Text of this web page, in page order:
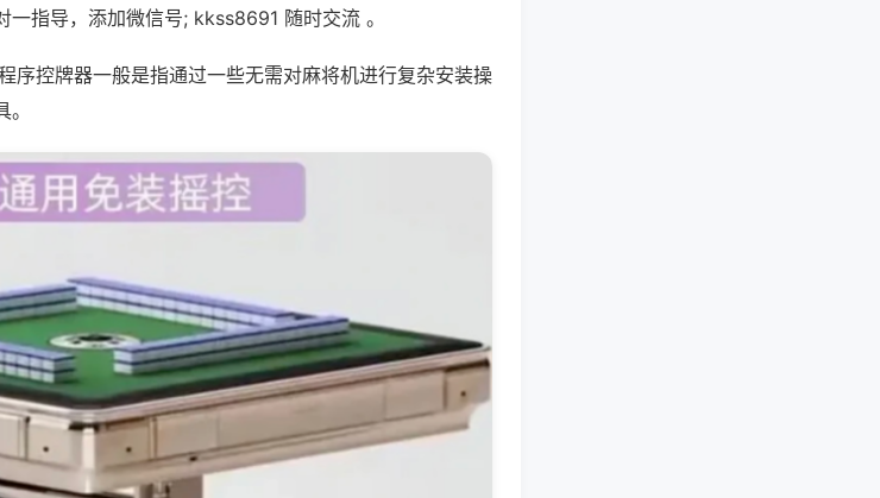
指导，添加微信号; kkss8691 随时交流 。
序控牌器一般是指通过一些无需对麻将机进行复杂安装操